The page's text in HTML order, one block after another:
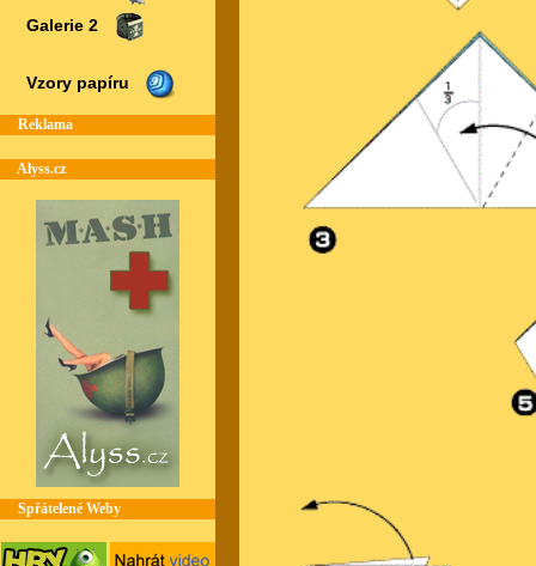
Galerie 2
Vzory papíru
Reklama
Alyss.cz
Spřátelené Weby